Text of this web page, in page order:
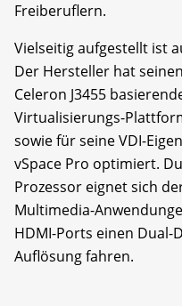
Freiberuflern.
Vielseitig aufgestellt ist
Der Hersteller hat
Celeron J3455
Virtualisierungs-
sowie für seine VDI-
vSpace Pro optimiert.
Prozessor eignet sich
Multimedia-
HDMI-Ports einen Dual-
Auflösung fahren.